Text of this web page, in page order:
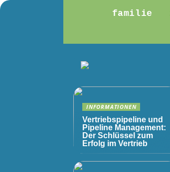
familie
INFORMATIONEN
Vertriebspipeline und
Pipeline Management:
Der Schlüssel zum
Erfolg im Vertrieb